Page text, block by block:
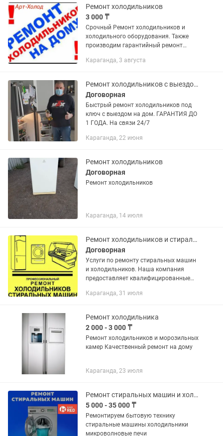
Ремонт холодильников
3 000 ₸
Срочный Ремонт холодильников и
холодильного оборудования. Также
производим гарантийный ремонт
Караганда, 3 августа
Ремонт холодильников с выездом на дом
Договорная
Быстрый ремонт холодильников под
ключ с выездом на дом. ГАРАНТИЯ ДО
1 ГОДА. На связи 24/7
Караганда, 22 июня
Ремонт холодильников
Договорная
Ремонт холодильников
Караганда, 14 июля
Ремонт холодильников и стиральных машин.
Договорная
Услуги по ремонту стиральных машин
и холодильников. Наша компания
предоставляет квалифицированные
работоспособности холодильников и
технику...
Караганда, 31 июля
Ремонт холодильника
2 000 - 3 000 ₸
Ремонт холодильников и морозильных
камер Качественный ремонт на дому
Караганда, 23 июля
Ремонт стиральных машин и холодильников
5 000 - 35 000 ₸
Ремонтируем бытовую технику
стиральные машины холодильники
микроволновые печи